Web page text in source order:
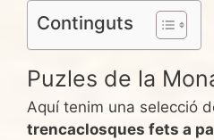
Continguts
Puzles de la
Aquí tenim una selecció
trencaclosques fets a